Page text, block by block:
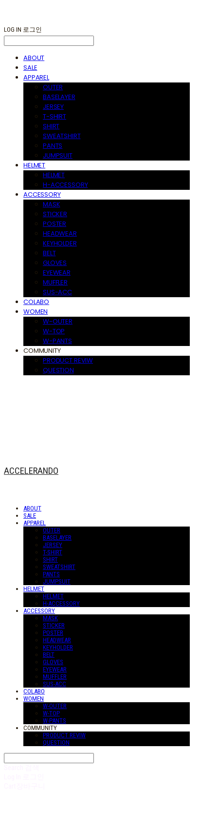
LOG IN 로그인
ABOUT
SALE
APPAREL
OUTER
BASELAYER
JERSEY
T-SHIRT
SHIRT
SWEATSHIRT
PANTS
JUMPSUIT
HELMET
HELMET
H-ACCESSORY
ACCESSORY
MASK
STICKER
POSTER
HEADWEAR
KEYHOLDER
BELT
GLOVES
EYEWEAR
MUFFLER
SUS-ACC
COLABO
WOMEN
W-OUTER
W-TOP
W-PANTS
COMMUNITY
PRODUCT REVIW
QUESTION
ACCELERANDO
ABOUT
SALE
APPAREL
OUTER
BASELAYER
JERSEY
T-SHIRT
SHIRT
SWEATSHIRT
PANTS
JUMPSUIT
HELMET
HELMET
H-ACCESSORY
ACCESSORY
MASK
STICKER
POSTER
HEADWEAR
KEYHOLDER
BELT
GLOVES
EYEWEAR
MUFFLER
SUS-ACC
COLABO
WOMEN
W-OUTER
W-TOP
W-PANTS
COMMUNITY
PRODUCT REVIW
QUESTION